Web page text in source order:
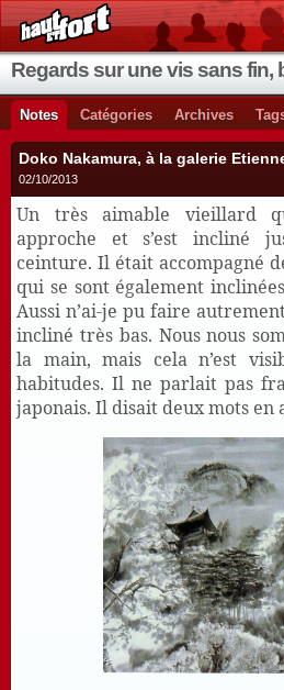
Regards sur une vis sans fin,
Notes Catégories Archives
Doko Nakamura, à la galerie
02/10/2013
Un très aimable vieillard
approche et s’est incliné
ceinture. Il était accompagné
qui se sont également
Aussi n’ai-je pu faire
incliné très bas. Nous nous
la main, mais cela n’est
habitudes. Il ne parlait pas
japonais. Il disait deux mots en